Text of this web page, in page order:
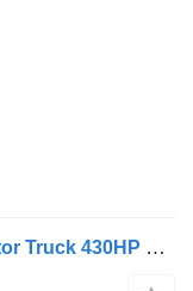
Shacman Shacman X3000 6x4 Tractor Truck 430HP Heavy Duty Truck Head for